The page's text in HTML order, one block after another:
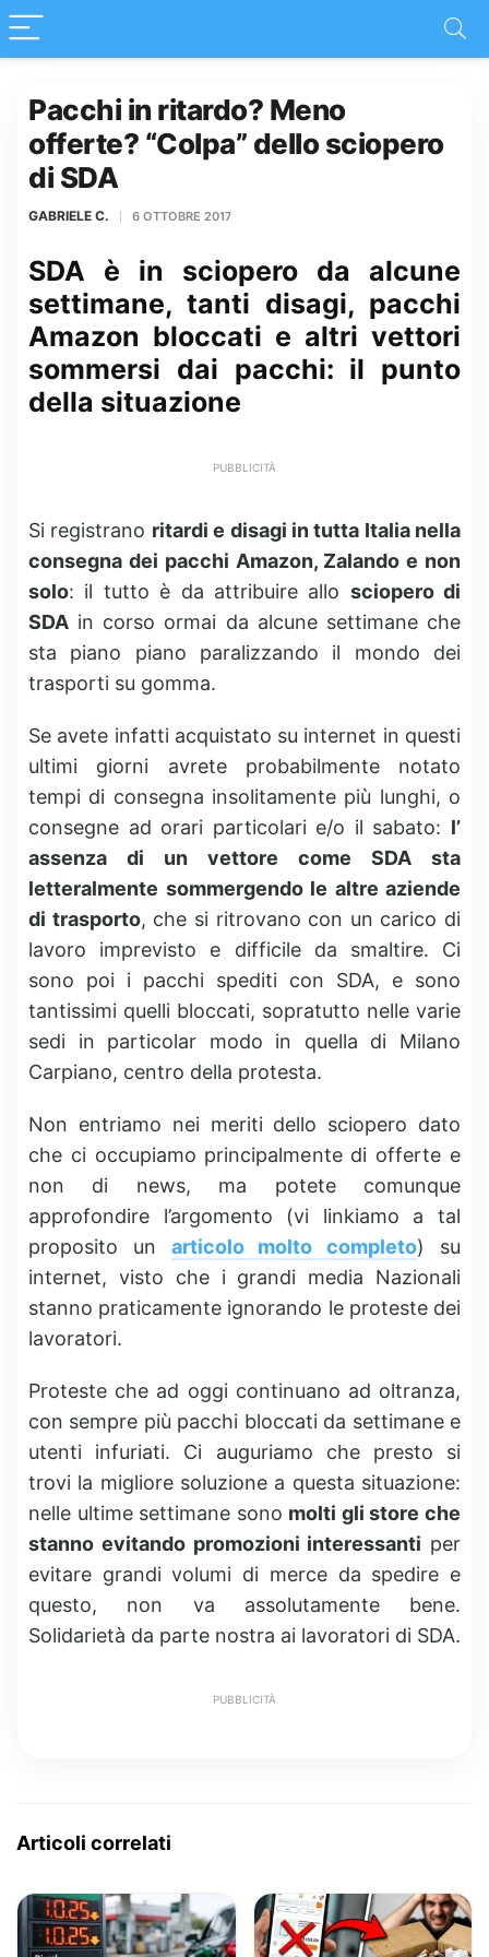
Pacchi in ritardo? Meno
offerte? “Colpa” dello sciopero
di SDA
GABRIELE C. 6 OTTOBRE 2017
SDA è in sciopero da alcune
settimane, tanti disagi, pacchi
Amazon bloccati e altri vettori
sommersi dai pacchi: il punto
della situazione
PUBBLICITÀ
Si registrano ritardi e disagi in tutta Italia nella
consegna dei pacchi Amazon, Zalando e non
solo: il tutto è da attribuire allo sciopero di
SDA in corso ormai da alcune settimane che
sta piano piano paralizzando il mondo dei
trasporti su gomma.
Se avete infatti acquistato su internet in questi
ultimi giorni avrete probabilmente notato
tempi di consegna insolitamente più lunghi, o
consegne ad orari particolari e/o il sabato: l’
assenza di un vettore come SDA sta
letteralmente sommergendo le altre aziende
di trasporto, che si ritrovano con un carico di
lavoro imprevisto e difficile da smaltire. Ci
sono poi i pacchi spediti con SDA, e sono
tantissimi quelli bloccati, sopratutto nelle varie
sedi in particolar modo in quella di Milano
Carpiano, centro della protesta.
Non entriamo nei meriti dello sciopero dato
che ci occupiamo principalmente di offerte e
non di news, ma potete comunque
approfondire l’argomento (vi linkiamo a tal
proposito un articolo molto completo) su
internet, visto che i grandi media Nazionali
stanno praticamente ignorando le proteste dei
lavoratori.
Proteste che ad oggi continuano ad oltranza,
con sempre più pacchi bloccati da settimane e
utenti infuriati. Ci auguriamo che presto si
trovi la migliore soluzione a questa situazione:
nelle ultime settimane sono molti gli store che
stanno evitando promozioni interessanti per
evitare grandi volumi di merce da spedire e
questo, non va assolutamente bene.
Solidarietà da parte nostra ai lavoratori di SDA.
PUBBLICITÀ
Articoli correlati